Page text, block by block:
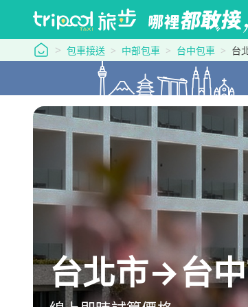
tripool 旅步
包車接送 中部包車 台中包車 台
台北市→台